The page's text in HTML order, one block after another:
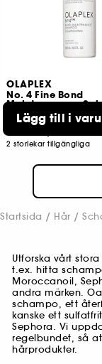
OLAPLEX
No. 4 Fine Bond
Maintenance –
3
2 storlekar tillgängliga
Lägg till i
Startsida Hår
Utforska vårt
t.ex. hitta
Moroccanoil,
andra märken.
schampo, ett
kanske ett
Sephora. Vi
regelbundet, så
hårprodukter.